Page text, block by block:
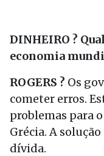
DINHEIRO ?
economia
ROGERS ? Os
cometer erros.
problemas para
Grécia. A
dívida.